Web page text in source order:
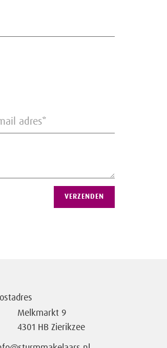
VERZENDEN
Melkmarkt 9
4301 HB Zierikzee